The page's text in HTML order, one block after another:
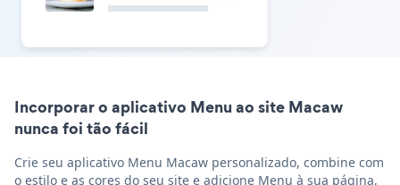
Incorporar o aplicativo Menu ao site Macaw
nunca foi tão fácil
Crie seu aplicativo Menu Macaw personalizado, combine com
o estilo e as cores do seu site e adicione Menu à sua página,